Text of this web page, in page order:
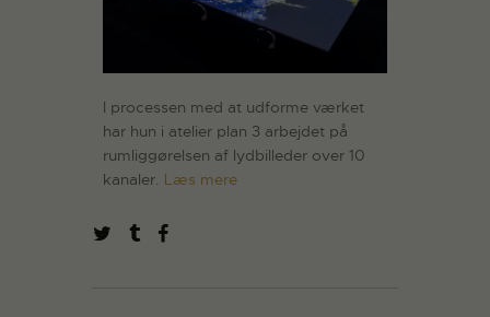
I processen med at udforme værket
har hun i atelier plan 3 arbejdet på
rumliggørelsen af lydbilleder over 10
kanaler. Læs mere